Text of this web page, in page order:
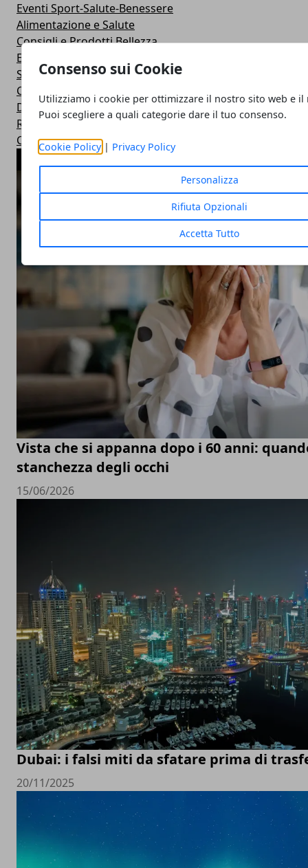
Consenso sui Cookie
Utilizziamo i cookie per ottimizzare il nostro sito web e il
Puoi scegliere a quali categorie dare il tuo consenso.
Cookie Policy| Privacy Policy
Personalizza
Rifiuta Opzionali
Accetta Tutto
Eventi Sport-Salute-Benessere
Alimentazione e Salute
Consigli e Prodotti Bellezza
Esercizi Ginnastica in Casa
Sintomi Malattie e Cura
Centri Benessere Spa e Terme
Dieta per Dimagrire
Ricette Dietetiche Light
Corsi Fitness in Palestra
ARTICOLI POPOLARI
Vista che si appanna dopo i 60 anni:
stanchezza degli occhi
15/06/2026
Dubai: i falsi miti da sfatare prima di
20/11/2025